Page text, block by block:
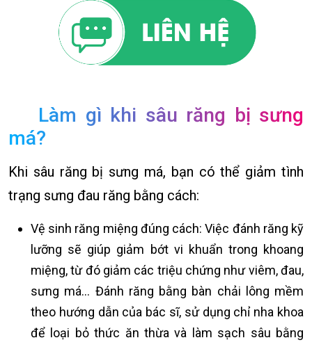
Làm gì khi sâu răng bị sưng
má?
Khi sâu răng bị sưng má, bạn có thể giảm tình
trạng sưng đau răng bằng cách:
Vệ sinh răng miệng đúng cách: Việc đánh răng kỹ
lưỡng sẽ giúp giảm bớt vi khuẩn trong khoang
miệng, từ đó giảm các triệu chứng như viêm, đau,
sưng má… Đánh răng bằng bàn chải lông mềm
theo hướng dẫn của bác sĩ, sử dụng chỉ nha khoa
để loại bỏ thức ăn thừa và làm sạch sâu bằng